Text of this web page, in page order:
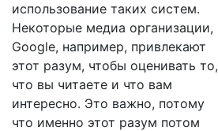
использование таких систем.
Некоторые медиа организации,
Google, например, привлекают
этот разум, чтобы оценивать то,
что вы читаете и что вам
интересно. Это важно, потому
что именно этот разум потом